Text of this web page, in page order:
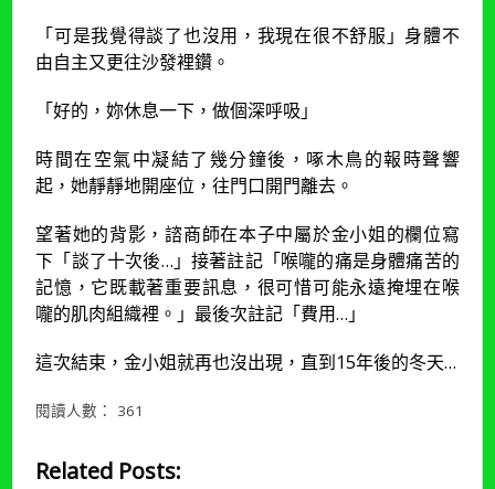
「可是我覺得談了也沒用，我現在很不舒服」身體不
由自主又更往沙發裡鑽。
「好的，妳休息一下，做個深呼吸」
時間在空氣中凝結了幾分鐘後，啄木鳥的報時聲響
起，她靜靜地開座位，往門口開門離去。
望著她的背影，諮商師在本子中屬於金小姐的欄位寫
下「談了十次後…」接著註記「喉嚨的痛是身體痛苦的
記憶，它既載著重要訊息，很可惜可能永遠掩埋在喉
嚨的肌肉組織裡。」最後次註記「費用…」
這次結束，金小姐就再也沒出現，直到15年後的冬天…
閱讀人數： 361
Related Posts: